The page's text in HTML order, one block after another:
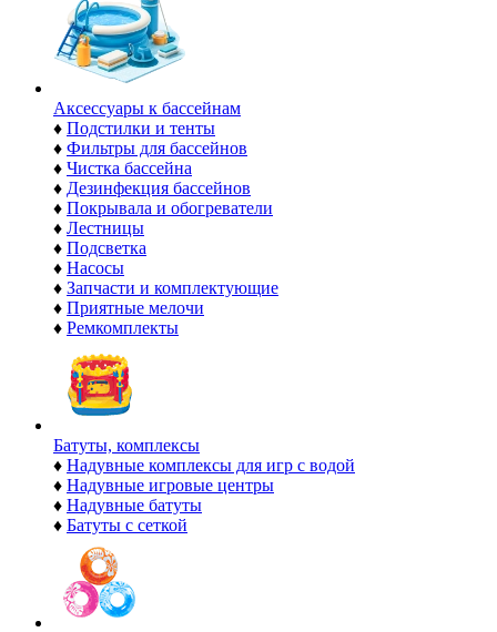
Аксессуары к бассейнам
♦ Подстилки и тенты
♦ Фильтры для бассейнов
♦ Чистка бассейна
♦ Дезинфекция бассейнов
♦ Покрывала и обогреватели
♦ Лестницы
♦ Подсветка
♦ Насосы
♦ Запчасти и комплектующие
♦ Приятные мелочи
♦ Ремкомплекты
Батуты, комплексы
♦ Надувные комплексы для игр с водой
♦ Надувные игровые центры
♦ Надувные батуты
♦ Батуты с сеткой